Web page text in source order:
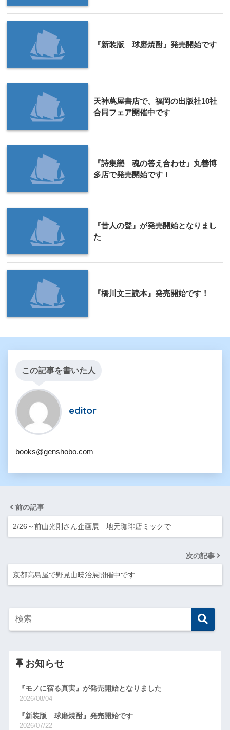
『新装版 球磨焼酎』発売開始です
天神蔦屋書店で、福岡の出版社10社
合同フェア開催中です
『詩集戀 魂の答え合わせ』丸善博
多店で発売開始です！
『昔人の聲』が発売開始となりまし
た
『橋川文三読本』発売開始です！
この記事を書いた人
editor
books@genshobo.com
前の記事
2/26～前山光則さん企画展 地元珈琲店ミックで
次の記事
京都高島屋で野見山暁治展開催中です
お知らせ
『モノに宿る真実』が発売開始となりました
2026/08/04
『新装版 球磨焼酎』発売開始です
2026/07/22